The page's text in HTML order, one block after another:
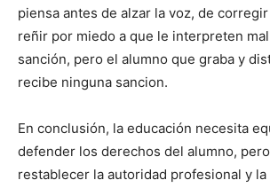
piensa antes de alzar la voz, de
reñir por miedo a que le interpreten
sanción, pero el alumno que graba y
recibe ninguna sancion.
En conclusión, la educación necesita
defender los derechos del alumno,
restablecer la autoridad profesional y la